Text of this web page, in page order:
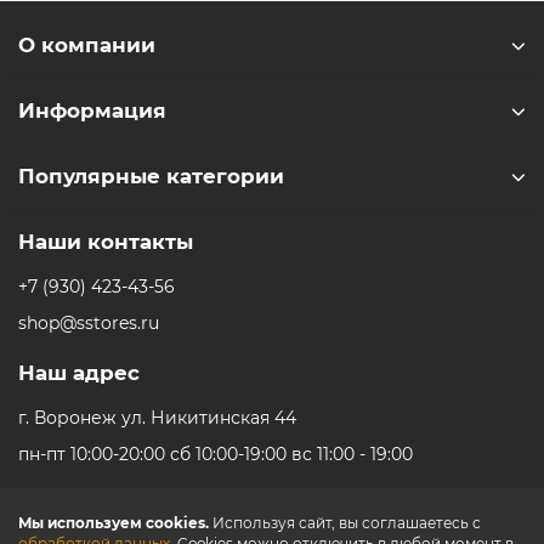
Apple способен гармонично вписаться в любой
стола. Основой корпуса устройства служит цельный
алюминиевый профиль. Параметры Mac Studio
дюймов и высотой – не более 3,7 дюймов.
Тепловой дизайн устройства образован несколькими
воздушных каналов;
4 тысяч перфораций на панелях;
системы двухсторонних вентиляторов.
Слаженность работы системы служит залогом
правильного распределения и направления
Быстрое охлаждение предусмотрено и для
Мы используем cookies. Используя сайт, вы соглашаетесь с
О компании
Информация
Популярные категории
Наши контакты
+7 (930) 423-43-56
shop@sstores.ru
Наш адрес
г. Воронеж ул. Никитинская 44
пн-пт 10:00-20:00 сб 10:00-19:00 вс 11:00 - 19:00